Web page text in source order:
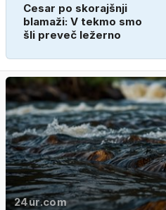
Cesar po skorajšnji
blamaži: V tekmo smo
šli preveč ležerno
24ur.com